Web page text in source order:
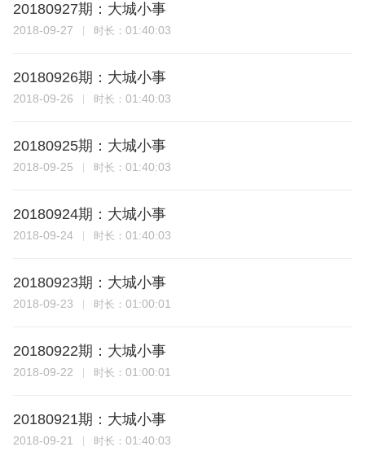
20180927期：大城小事
2018-09-27 时长： 01:40:03
20180926期：大城小事
2018-09-26 时长： 01:40:03
20180925期：大城小事
2018-09-25 时长： 01:40:03
20180924期：大城小事
2018-09-24 时长： 01:40:03
20180923期：大城小事
2018-09-23 时长： 01:00:01
20180922期：大城小事
2018-09-22 时长： 01:00:01
20180921期：大城小事
2018-09-21 时长： 01:40:03